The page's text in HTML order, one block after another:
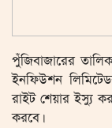
পুঁজিবাজারের
ইনফিউশন
রাইট শেয়ার ইস্যু
করবে।